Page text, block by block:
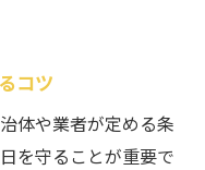
コツ
体や業者が定める条
を守ることが重要で